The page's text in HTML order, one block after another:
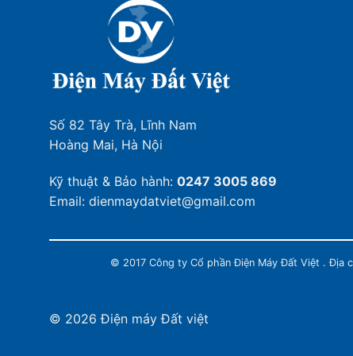
Số 82 Tây Trà, Lĩnh Nam
Hoàng Mai, Hà Nội
Kỹ thuật & Bảo hành: 0247 3005 869
Email: dienmaydatviet@gmail.com
© 2017 Công ty Cổ phần Điện Máy Đất Việt . Địa
© 2026 Điện máy Đất việt